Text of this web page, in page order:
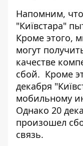
Напомним,
"Київстара"
Кроме этого,
могут
качестве
сбой. Кроме
декабря
мобильному
Однако 20
произошел
связь.